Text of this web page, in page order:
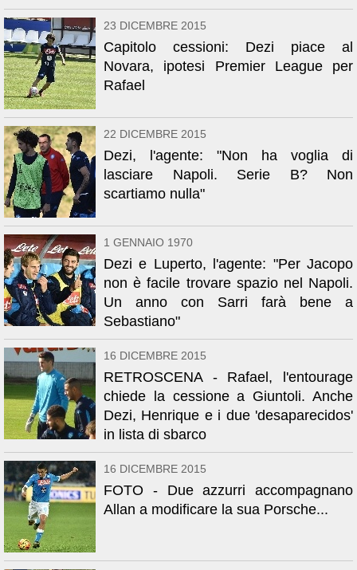
23 DICEMBRE 2015
Capitolo cessioni: Dezi piace al
Novara, ipotesi Premier League per
Rafael
22 DICEMBRE 2015
Dezi, l'agente: "Non ha voglia di
lasciare Napoli. Serie B? Non
scartiamo nulla"
1 GENNAIO 1970
Dezi e Luperto, l'agente: "Per Jacopo
non è facile trovare spazio nel Napoli.
Un anno con Sarri farà bene a
Sebastiano"
16 DICEMBRE 2015
RETROSCENA - Rafael, l'entourage
chiede la cessione a Giuntoli. Anche
Dezi, Henrique e i due 'desaparecidos'
in lista di sbarco
16 DICEMBRE 2015
FOTO - Due azzurri accompagnano
Allan a modificare la sua Porsche...